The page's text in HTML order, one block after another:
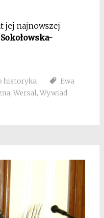
jej najnowszej
historyka
Ewa
, Wersal, Wywiad